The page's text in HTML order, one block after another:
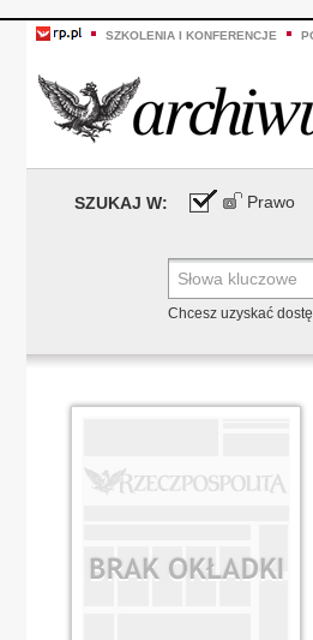
SZKOLENIA I KONFERENCJE
SZUKAJ W: Prawo
Chcesz uzyskać